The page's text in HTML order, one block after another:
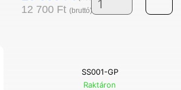
12 700 Ft (bruttó)Nyitómarkolat
mennyiség
SS001-GP
Raktáron